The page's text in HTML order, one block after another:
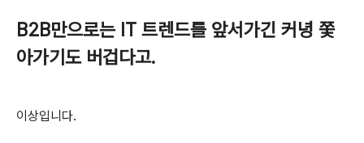
B2B만으로는 IT 트렌드를 앞서가긴 커녕 쫓
아가기도 버겁다고.
이상입니다.